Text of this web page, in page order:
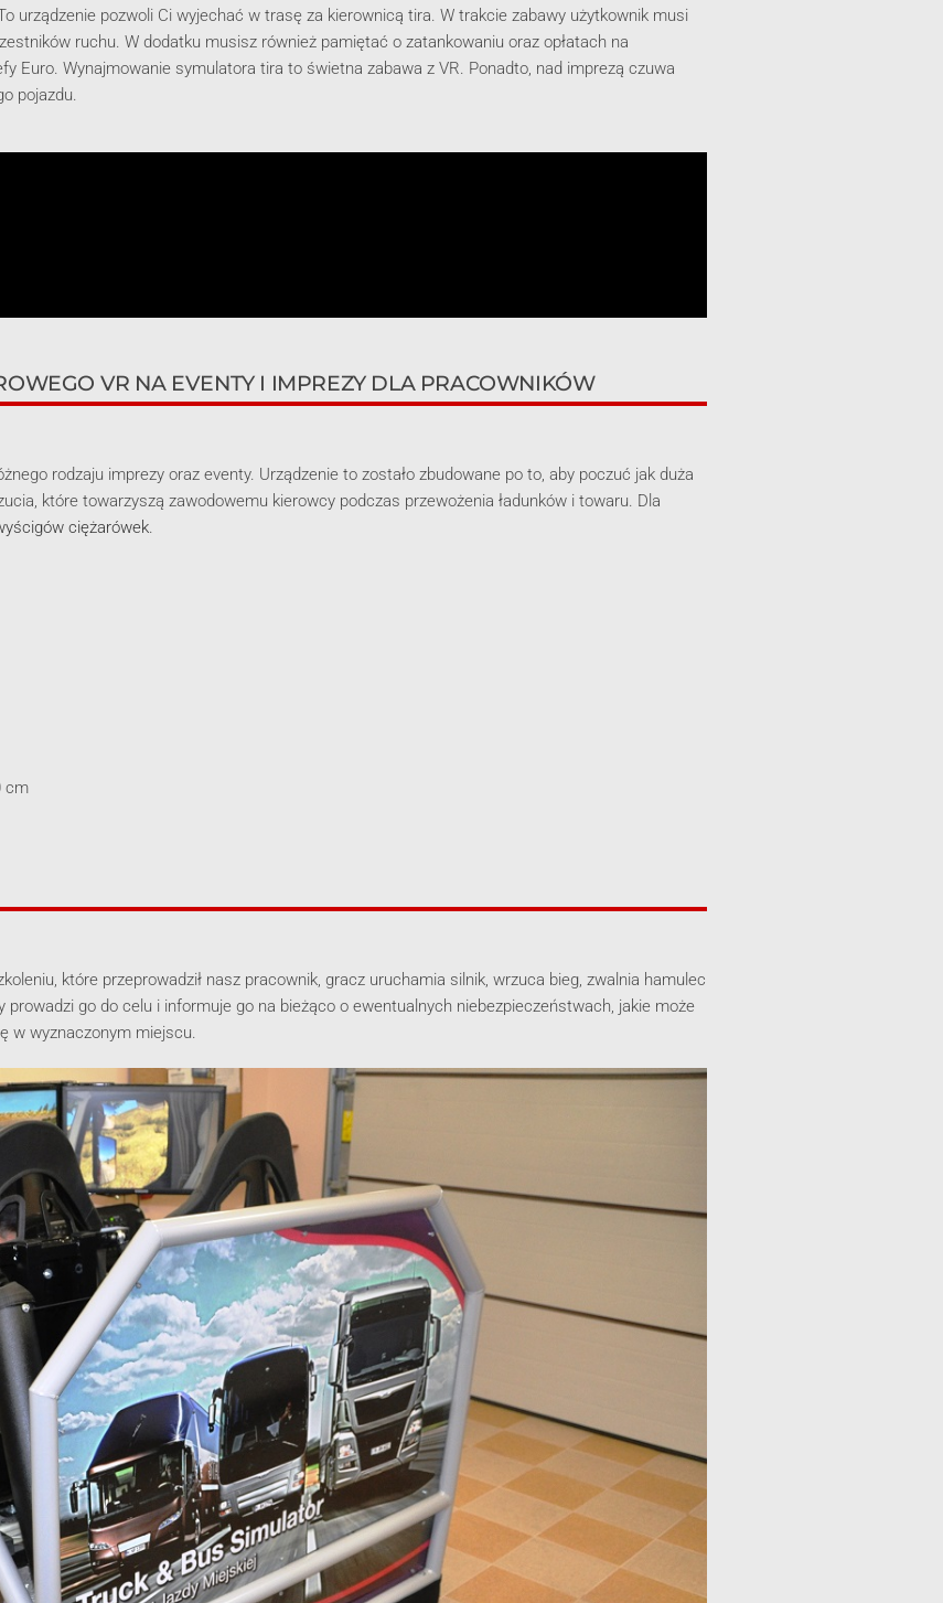
urządzenie pozwoli Ci wyjechać w trasę za kierownicą tira. W trakcie zabawy użytkownik musi
ruchu. W dodatku musisz również pamiętać o zatankowaniu oraz opłatach na
Euro. Wynajmowanie symulatora tira to świetna zabawa z VR. Ponadto, nad imprezą czuwa
pojazdu.
VR NA EVENTY I IMPREZY DLA PRACOWNIKÓW
rodzaju imprezy oraz eventy. Urządzenie to zostało zbudowane po to, aby poczuć jak duża
które towarzyszą zawodowemu kierowcy podczas przewożenia ładunków i towaru. Dla
ciężarówek.
cm
które przeprowadził nasz pracownik, gracz uruchamia silnik, wrzuca bieg, zwalnia hamulec
go do celu i informuje go na bieżąco o ewentualnych niebezpieczeństwach, jakie może
w wyznaczonym miejscu.